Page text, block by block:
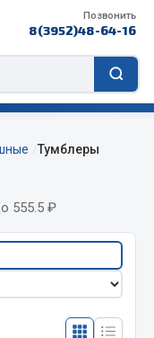
Позвонить
8(3952)48-64-16
Тумблеры
555.5 ₽